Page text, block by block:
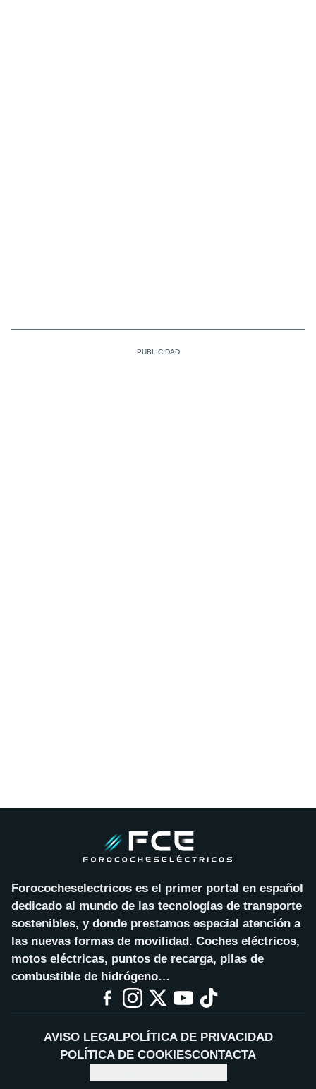
Forococheselectricos es el primer portal en español
dedicado al mundo de las tecnologías de transporte
sostenibles, y donde prestamos especial atención a
las nuevas formas de movilidad. Coches eléctricos,
motos eléctricas, puntos de recarga, pilas de
combustible de hidrógeno…
AVISO LEGALPOLÍTICA DE PRIVACIDAD
POLÍTICA DE COOKIESCONTACTA